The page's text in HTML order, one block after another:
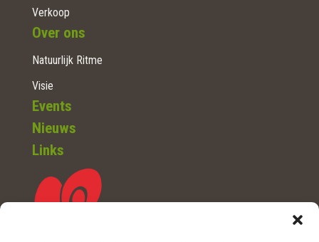
Verkoop
Over ons
Natuurlijk Ritme
Visie
Events
Nieuws
Links